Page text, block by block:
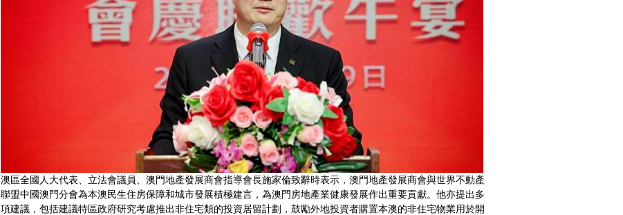
澳區全國人大代表、立法會議員、澳門地產發展商會指導會長施家倫致辭時表示，澳門地產發展商會與世界不動產
聯盟中國澳門分會為本澳民生住房保障和城市發展積極建言，為澳門房地產業健康發展作出重要貢獻。他亦提出多
項建議，包括建議特區政府研究考慮推出非住宅類的投資居留計劃，鼓勵外地投資者購置本澳的非住宅物業用於開